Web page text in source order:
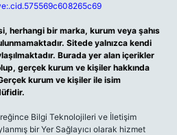
herhangi bir marka, kurum veya şahıs
Sitede yalnızca kendi
Burada yer alan içerikler
gerçek kurum ve kişiler hakkında
kurum ve kişiler ile isim
Bilgi Teknolojileri ve İletişim
bir Yer Sağlayıcı olarak hizmet